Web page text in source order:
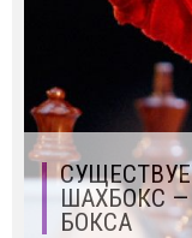
ШАХБОКС
БОКСА